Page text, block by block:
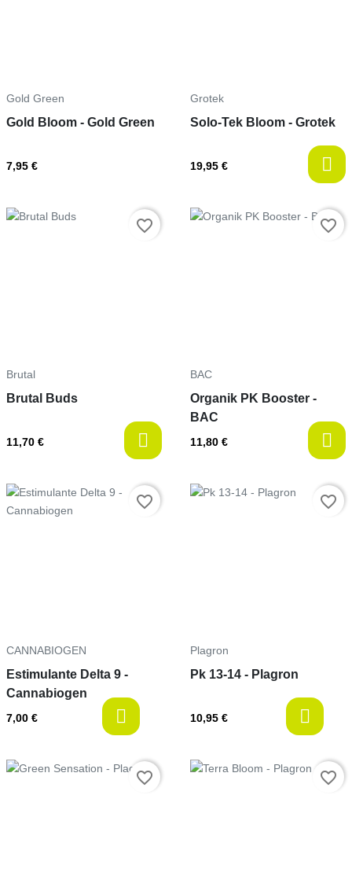
Gold Green
Gold Bloom - Gold Green
7,95 €
Grotek
Solo-Tek Bloom - Grotek
19,95 €
Prix
Brutal
Brutal Buds
11,70 €
favorite_border Prix
BAC
Organik PK Booster -
BAC
11,80 €
favorite_border
Prix
CANNABIOGEN
Estimulante Delta 9 -
Cannabiogen
7,00 € last-items
favorite_border Prix
Plagron
Pk 13-14 - Plagron
10,95 €
favorite_border
Prix favorite_border Prix favorite_border